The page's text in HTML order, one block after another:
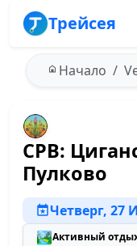
Трейсея
Начало
СРВ:
Пулково
Четверг, 27
🏞️Активный